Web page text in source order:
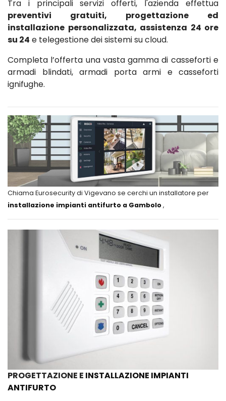
Tra i principali servizi offerti, l'azienda effettua
preventivi gratuiti, progettazione ed
installazione personalizzata, assistenza 24 ore
su 24 e telegestione dei sistemi su cloud.
Completa l’offerta una vasta gamma di casseforti e
armadi blindati, armadi porta armi e casseforti
ignifughe.
Chiama Eurosecurity di Vigevano se cerchi un installatore per
installazione impianti antifurto a Gambolo,
PROGETTAZIONE E INSTALLAZIONE IMPIANTI
ANTIFURTO